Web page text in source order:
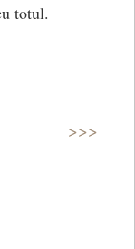
totul.
>>>